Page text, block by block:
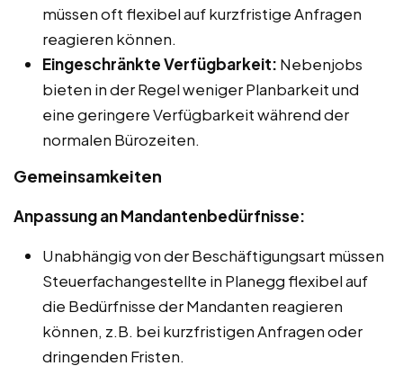
müssen oft flexibel auf kurzfristige Anfragen
reagieren können.
Eingeschränkte Verfügbarkeit: Nebenjobs
bieten in der Regel weniger Planbarkeit und
eine geringere Verfügbarkeit während der
normalen Bürozeiten.
Gemeinsamkeiten
Anpassung an Mandantenbedürfnisse:
Unabhängig von der Beschäftigungsart müssen
Steuerfachangestellte in Planegg flexibel auf
die Bedürfnisse der Mandanten reagieren
können, z.B. bei kurzfristigen Anfragen oder
dringenden Fristen.